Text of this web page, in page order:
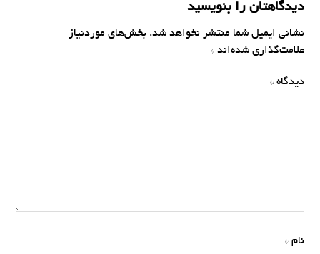
دیدگاهتان را بنویسید
نشانی ایمیل شما منتشر نخواهد شد. بخش‌های موردنیاز
علامت‌گذاری شده‌اند*
دیدگاه*
نام*